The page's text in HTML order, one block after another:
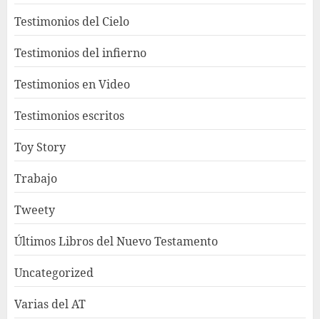
Testimonios del Cielo
Testimonios del infierno
Testimonios en Video
Testimonios escritos
Toy Story
Trabajo
Tweety
Últimos Libros del Nuevo Testamento
Uncategorized
Varias del AT